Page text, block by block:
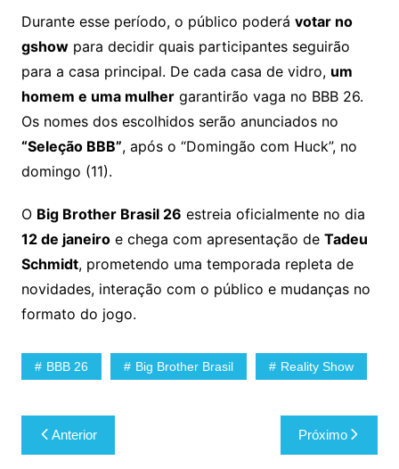
Durante esse período, o público poderá votar no
gshowpara decidir quais participantes seguirão
para a casa principal. De cada casa de vidro, um
homem e uma mulhergarantirão vaga no BBB 26.
Os nomes dos escolhidos serão anunciados no
“Seleção BBB”, após o “Domingão com Huck”, no
domingo (11).
O Big Brother Brasil 26 estreia oficialmente no dia
12 de janeiroe chega com apresentação de Tadeu
Schmidt, prometendo uma temporada repleta de
novidades, interação com o público e mudanças no
formato do jogo.
BBB 26 Big Brother Brasil Reality Show
Navegação
de
Anterior Próximo